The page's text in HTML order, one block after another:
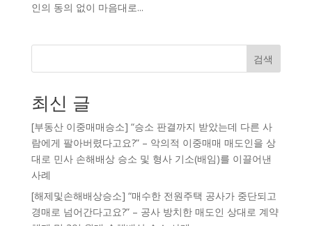
인의 동의 없이 마음대로...
검색
최신 글
[부동산 이중매매승소] “승소 판결까지 받았는데 다른 사
람에게 팔아버렸다고요?” – 악의적 이중매매 매도인을 상
대로 민사 손해배상 승소 및 형사 기소(배임)를 이끌어낸
사례
[해제및손해배상승소] “매수한 전원주택 공사가 중단되고
경매로 넘어간다고요?” – 공사 방치한 매도인 상대로 계약